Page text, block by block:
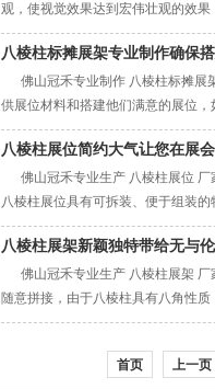
观，使视觉效果达到宏伟壮观的效
八棱柱标摊展架专业制作确保
佛山冠禾专业制作 八棱柱标摊展
供展位材料和搭建他们满意的展位
八棱柱展位简约大气让您在展
佛山冠禾专业生产 八棱柱展位 厂
八棱柱展位具有可拆装、便于组装
八棱柱展架新颖独特带给无与
佛山冠禾专业生产 八棱柱展架 厂
随意拼接，由于八棱柱具有八角性
首页 上一页